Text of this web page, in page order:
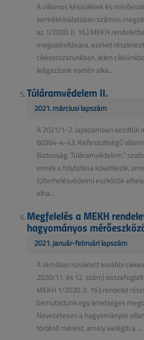
A villamos készülékek és
termékkínálatában számos
az 1/2020. (I. 16.) MEKH
megvalósítására, ezeket
cikksorozatunkban. Jelen
leágazások esetén alka...
Túláramvédelem II.
2021. márciusi lapszám
A 2021/1-2. lapszámban kezdtük
60364-4-43. Kisfeszültségű
Biztonság. Túláramvédelem.”
ennek a folytatása következik,
túlterhelésvédelmi eszközök
elha...
Megfelelés a MEKH
hagyományos
2021. január-februári lapszám
A témában született korábbi
2020/11. és 12. szám)
MEKH 1/2020. (I. 16.) rendelet
bemutattunk egy lehetséges
Nevezetesen a hagyományos
történő mérést, amely kielégíti a ...